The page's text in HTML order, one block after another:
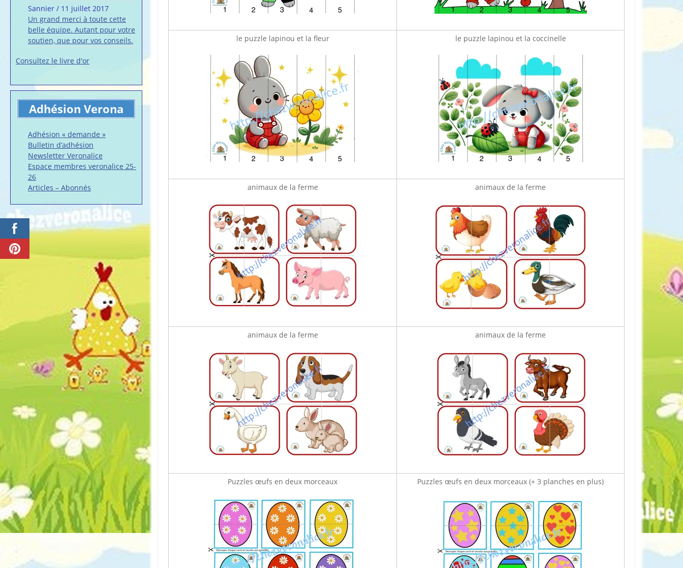
Sannier / 11 juillet 2017
Un grand merci à toute cette
belle équipe. Autant pour votre
soutien, que pour vos conseils.
Consultez le livre d'or
Adhésion Verona
Adhésion « demande »
Bulletin d’adhésion
Newsletter Veronalice
Espace membres veronalice 25-
26
Articles – Abonnés
le puzzle lapinou et la fleur le puzzle lapinou et la coccinelle
animaux de la ferme animaux de la ferme
animaux de la ferme animaux de la ferme
Puzzles œufs en deux morceaux Puzzles œufs en deux morceaux (+ 3 planches en plus)